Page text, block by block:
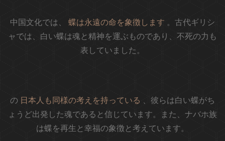
中国文化では、 蝶は永遠の命を象徴します 。古代ギリシ
ャでは、白い蝶は魂と精神を運ぶものであり、不死の力も
表していました。
の 日本人も同様の考えを持っている
、彼らは白い蝶がち
ょうど出発した魂であると信じています。また、ナバホ族
は蝶を再生と幸福の象徴と考えています。